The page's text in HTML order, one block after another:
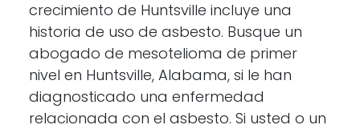
crecimiento de Huntsville incluye una
historia de uso de asbesto. Busque un
abogado de mesotelioma de primer
nivel en Huntsville, Alabama, si le han
diagnosticado una enfermedad
relacionada con el asbesto. Si usted o un